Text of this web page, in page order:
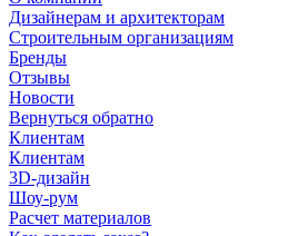
Дизайнерам и архитекторам
Строительным организациям
Бренды
Отзывы
Новости
Вернуться обратно
Клиентам
Клиентам
3D-дизайн
Шоу-рум
Расчет материалов